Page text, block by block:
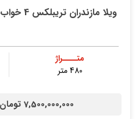
ویلا مازندران تریبلکس 4 خواب با روف گاردن و شاهنشین
متــــراژ
480 متر
7,500,000,000 تومان /